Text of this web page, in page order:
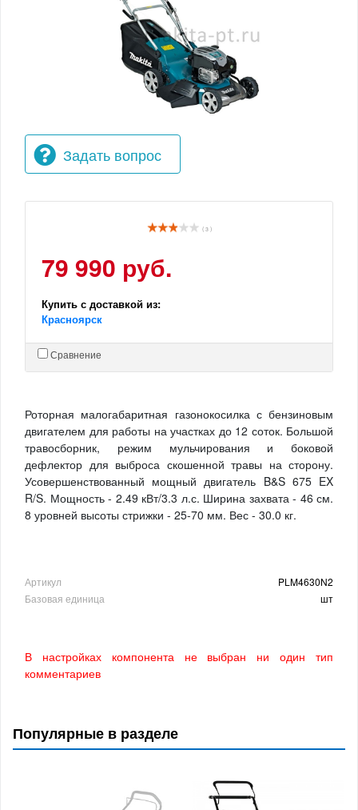
Задать вопрос
( 3 )
79 990 руб.
Купить с доставкой из:
Красноярск
Сравнение
Роторная малогабаритная газонокосилка с бензиновым
двигателем для работы на участках до 12 соток. Большой
травосборник, режим мульчирования и боковой
дефлектор для выброса скошенной травы на сторону.
Усовершенствованный мощный двигатель B&S 675 EX
R/S. Мощность - 2.49 кВт/3.3 л.с. Ширина захвата - 46 см.
8 уровней высоты стрижки - 25-70 мм. Вес - 30.0 кг.
Артикул
PLM4630N2
Базовая единица
шт
В настройках компонента не выбран ни один тип
комментариев
Популярные в разделе